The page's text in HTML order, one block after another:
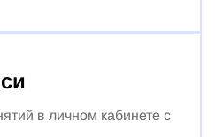
в личном кабинете с